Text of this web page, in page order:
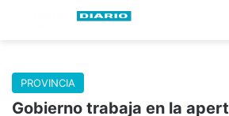
PROVINCIA
Gobierno trabaja en la